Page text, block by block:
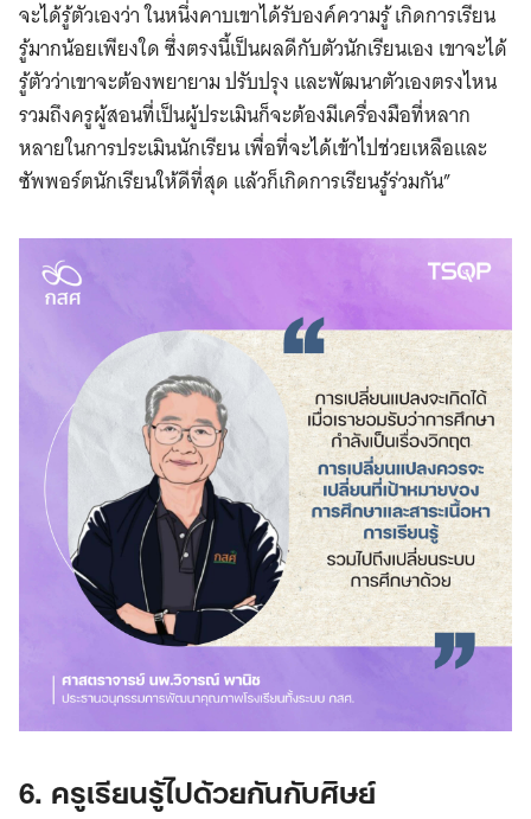
จะได้รู้ตัวเองว่า ในหนึ่งคาบเขาได้รับองค์ความรู้ เกิดการเรียน
รู้มากน้อยเพียงใด ซึ่งตรงนี้เป็นผลดีกับตัวนักเรียนเอง เขาจะได้
รู้ตัวว่าเขาจะต้องพยายาม ปรับปรุง และพัฒนาตัวเองตรงไหน
รวมถึงครูผู้สอนที่เป็นผู้ประเมินก็จะต้องมีเครื่องมือที่หลาก
หลายในการประเมินนักเรียน เพื่อที่จะได้เข้าไปช่วยเหลือและ
ซัพพอร์ตนักเรียนให้ดีที่สุด แล้วก็เกิดการเรียนรู้ร่วมกัน”
6. ครูเรียนรู้ไปด้วยกันกับศิษย์